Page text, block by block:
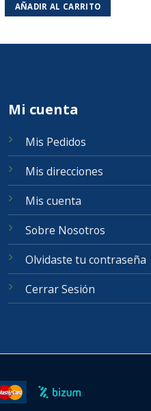
AÑADIR AL CARRITO
Mi cuenta
Mis Pedidos
Mis direcciones
Mis cuenta
Sobre Nosotros
Olvidaste tu contraseña
Cerrar Sesión